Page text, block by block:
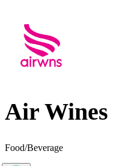
Air Wines
Food/Beverage